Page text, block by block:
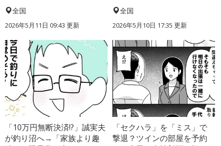
全国
2026年5月11日 09:43 更新
全国
2026年5月10日 17:35 更新
「10万円無断決済!?」誠実夫
が釣り沼へ→「家族より趣
「セクハラ」を「ミス」で
撃退？ツインの部屋を予約